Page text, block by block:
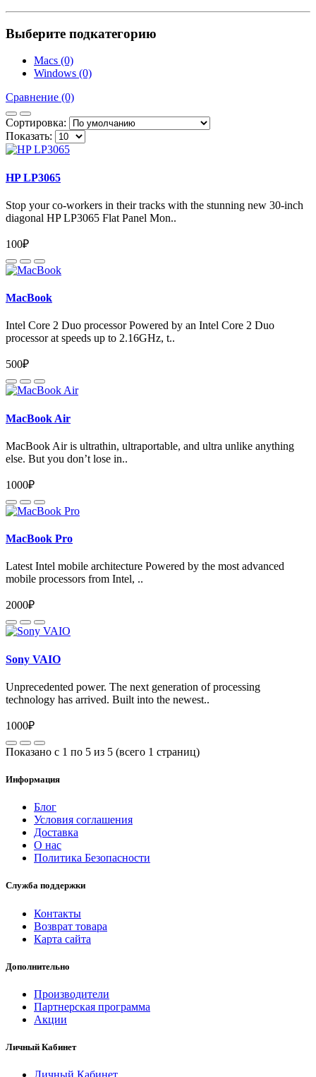
Выберите подкатегорию
Macs (0)
Windows (0)
Сравнение (0)
Сортировка:
Показать:
HP LP3065
Stop your co-workers in their tracks with the stunning new 30-inch
diagonal HP LP3065 Flat Panel Mon..
100₽
MacBook
Intel Core 2 Duo processor Powered by an Intel Core 2 Duo
processor at speeds up to 2.16GHz, t..
500₽
MacBook Air
MacBook Air is ultrathin, ultraportable, and ultra unlike anything
else. But you don’t lose in..
1000₽
MacBook Pro
Latest Intel mobile architecture Powered by the most advanced
mobile processors from Intel, ..
2000₽
Sony VAIO
Unprecedented power. The next generation of processing
technology has arrived. Built into the newest..
1000₽
Показано с 1 по 5 из 5 (всего 1 страниц)
Информация
Блог
Условия соглашения
Доставка
О нас
Политика Безопасности
Служба поддержки
Контакты
Возврат товара
Карта сайта
Дополнительно
Производители
Партнерская программа
Акции
Личный Кабинет